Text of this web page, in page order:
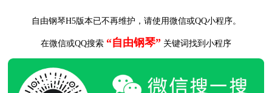
自由钢琴H5版本已不再维护，请使用微信或QQ小程序。
在微信或QQ搜索 “自由钢琴” 关键词找到小程序